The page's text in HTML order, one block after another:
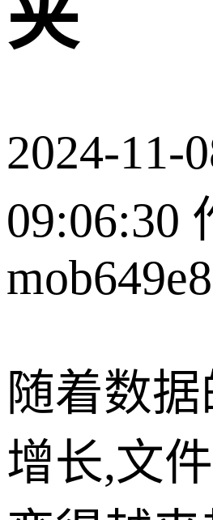
夹
2024-11-
09:06:30
随着数
增长,文